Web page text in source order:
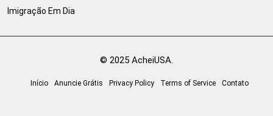
Imigração Em Dia
© 2025 AcheiUSA.
Início Anuncie Grátis Privacy Policy Terms of Service Contato